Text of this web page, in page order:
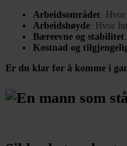
Arbeidsområdet: Hvor
Arbeidshøyde: Hvor
Bæreevne og stabilitet
Kostnad og
Er du klar for å komme i